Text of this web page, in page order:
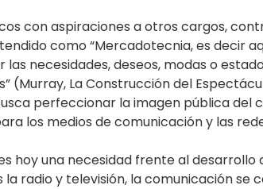
con aspiraciones a otros cargos,
como “Mercadotecnia, es
necesidades, deseos, modas o
La Construcción del
perfeccionar la imagen pública del
los medios de comunicación y las
hoy una necesidad frente al desarrollo
radio y televisión, la comunicación